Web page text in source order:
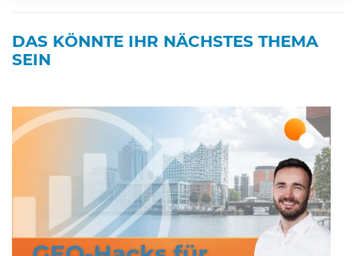
DAS KÖNNTE IHR NÄCHSTES THEMA
SEIN